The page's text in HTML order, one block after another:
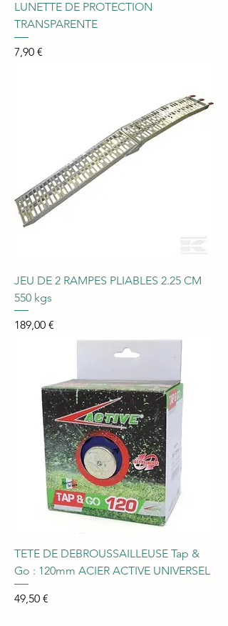
LUNETTE DE PROTECTION
TRANSPARENTE
Prix
7,90 €
JEU DE 2 RAMPES PLIABLES 2.25 CM
550 kgs
Prix
189,00 €
TETE DE DEBROUSSAILLEUSE Tap &
Go : 120mm ACIER ACTIVE UNIVERSEL
Prix
49,50 €